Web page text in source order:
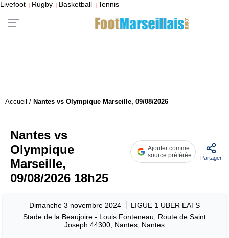
Livefoot | Rugby | Basketball | Tennis
Accueil / Nantes vs Olympique Marseille, 09/08/2026
Nantes vs
Olympique
Marseille,
09/08/2026 18h25
Ajouter comme
source préférée
Partager
Dimanche 3 novembre 2024
LIGUE 1 UBER EATS
Stade de la Beaujoire - Louis Fonteneau, Route de Saint
Joseph 44300, Nantes, Nantes